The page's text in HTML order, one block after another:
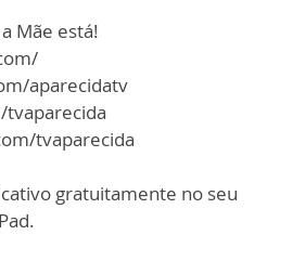
Mãe está!
aparecidatv
tvaparecida
gratuitamente no seu